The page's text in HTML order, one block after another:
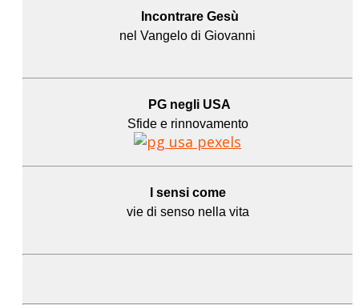
Incontrare Gesù
nel Vangelo di Giovanni
PG negli USA
Sfide e rinnovamento
I sensi come
vie di senso nella vita